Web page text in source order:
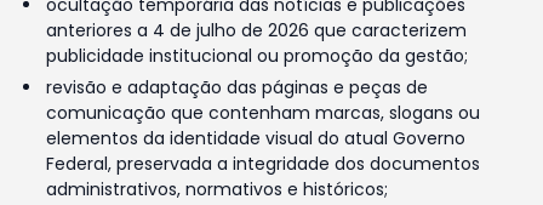
ocultação temporária das notícias e publicações
anteriores a 4 de julho de 2026 que caracterizem
publicidade institucional ou promoção da gestão;
revisão e adaptação das páginas e peças de
comunicação que contenham marcas, slogans ou
elementos da identidade visual do atual Governo
Federal, preservada a integridade dos documentos
administrativos, normativos e históricos;